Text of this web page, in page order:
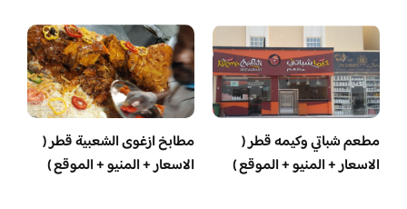
مطعم شباتي وكيمه قطر (
الاسعار + المنيو + الموقع )
مطابخ ازغوى الشعبية قطر (
الاسعار + المنيو + الموقع )